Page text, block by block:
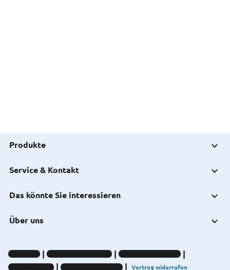
Produkte
Service & Kontakt
Das könnte Sie interessieren
Über uns
Impressum Datenschutz-Hinweise
Compliance-Hinweise
Barrierefreiheit
Cookie-Einstellungen Vertrag widerrufen